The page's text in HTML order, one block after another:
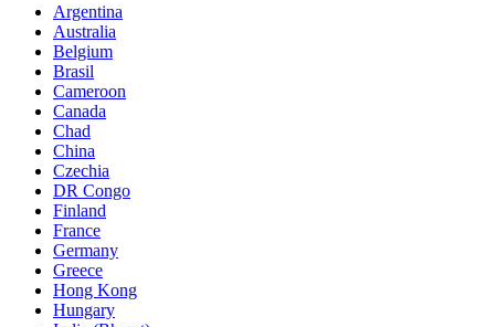
Argentina
Australia
Belgium
Brasil
Cameroon
Canada
Chad
China
Czechia
DR Congo
Finland
France
Germany
Greece
Hong Kong
Hungary